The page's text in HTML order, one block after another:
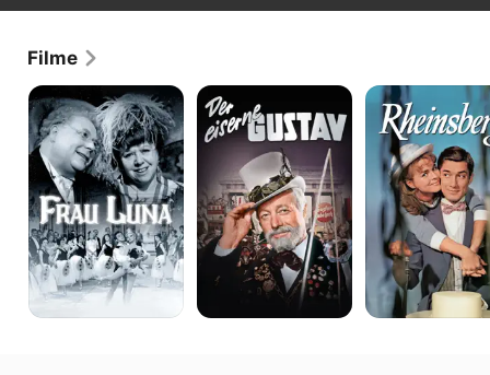
Filme
Frau
Luna
Der
eiserne
Gustav
Rheinsberg